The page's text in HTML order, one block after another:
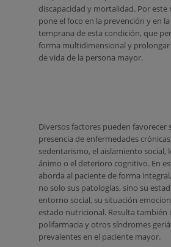
discapacidad y mortalidad. Por este
pone el foco en la prevención y en
temprana de esta condición, que
forma multidimensional y
de vida de la persona mayor.
Diversos factores pueden favorecer
presencia de enfermedades
sedentarismo, el aislamiento social,
ánimo o el deterioro cognitivo. En
aborda al paciente de forma
no solo sus patologías, sino su
entorno social, su situación
estado nutricional. Resulta
polifarmacia y otros síndromes
prevalentes en el paciente mayor.